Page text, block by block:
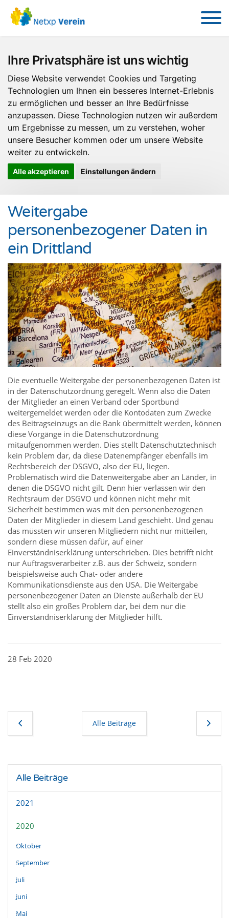
Ihre Privatsphäre ist uns wichtig
Diese Website verwendet Cookies und Targeting
Technologien um Ihnen ein besseres Internet-Erlebnis
zu ermöglichen und besser an Ihre Bedürfnisse
anzupassen. Diese Technologien nutzen wir außerdem
um Ergebnisse zu messen, um zu verstehen, woher
unsere Besucher kommen oder um unsere Website
weiter zu entwickeln.
Alle akzeptieren Einstellungen ändern
Weitergabe
personenbezogener Daten in
ein Drittland
Die eventuelle Weitergabe der personenbezogenen Daten ist
in der Datenschutzordnung geregelt. Wenn also die Daten
der Mitglieder an einen Verband oder Sportbund
weitergemeldet werden oder die Kontodaten zum Zwecke
des Beitragseinzugs an die Bank übermittelt werden, können
diese Vorgänge in die Datenschutzordnung
mitaufgenommen werden. Dies stellt Datenschutztechnisch
kein Problem dar, da diese Datenempfänger ebenfalls im
Rechtsbereich der DSGVO, also der EU, liegen.
Problematisch wird die Datenweitergabe aber an Länder, in
denen die DSGVO nicht gilt. Denn hier verlassen wir den
Rechtsraum der DSGVO und können nicht mehr mit
Sicherheit bestimmen was mit den personenbezogenen
Daten der Mitglieder in diesem Land geschieht. Und genau
das müssten wir unseren Mitgliedern nicht nur mitteilen,
sondern diese müssen dafür, auf einer
Einverständniserklärung unterschrieben. Dies betrifft nicht
nur Auftragsverarbeiter z.B. aus der Schweiz, sondern
beispielsweise auch Chat- oder andere
Kommunikationsdienste aus den USA. Die Weitergabe
personenbezogener Daten an Dienste außerhalb der EU
stellt also ein großes Problem dar, bei dem nur die
Einverständniserklärung der Mitglieder hilft.
28 Feb 2020
Alle Beiträge
Alle Beiträge
2021
2020
Oktober
September
Juli
Juni
Mai